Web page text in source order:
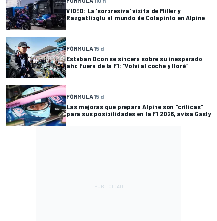
VIDEO: La 'sorpresiva' visita de Miller y
Razgatlioglu al mundo de Colapinto en Alpine
FÓRMULA 15 d
Esteban Ocon se sincera sobre su inesperado
año fuera de la F1: “Volví al coche y lloré”
FÓRMULA 15 d
Las mejoras que prepara Alpine son "críticas"
para sus posibilidades en la F1 2026, avisa Gasly